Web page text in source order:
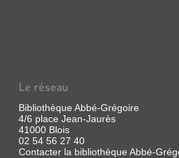
Le réseau
Bibliothèque Abbé-Grégoire
4/6 place Jean-Jaurès
41000 Blois
02 54 56 27 40
Contacter la bibliothèque Abbé-